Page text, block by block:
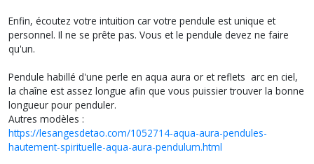
Enfin, écoutez votre intuition car votre pendule est unique et
personnel. Il ne se prête pas. Vous et le pendule devez ne faire
qu'un.
Pendule habillé d'une perle en aqua aura or et reflets arc en ciel,
la chaîne est assez longue afin que vous puissier trouver la bonne
longueur pour penduler.
Autres modèles :
https://lesangesdetao.com/1052714-aqua-aura-pendules-
hautement-spirituelle-aqua-aura-pendulum.html